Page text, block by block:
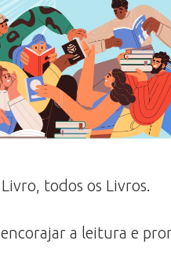
todos os Livros.
a leitura e